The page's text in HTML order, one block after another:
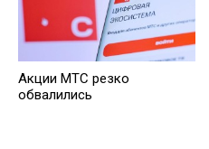
Акции МТС резко
обвалились